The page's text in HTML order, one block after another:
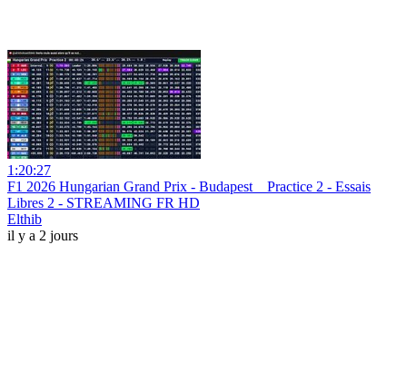
1:20:27
F1 2026 Hungarian Grand Prix - Budapest _ Practice 2 - Essais
Libres 2 - STREAMING FR HD
Elthib
il y a 2 jours